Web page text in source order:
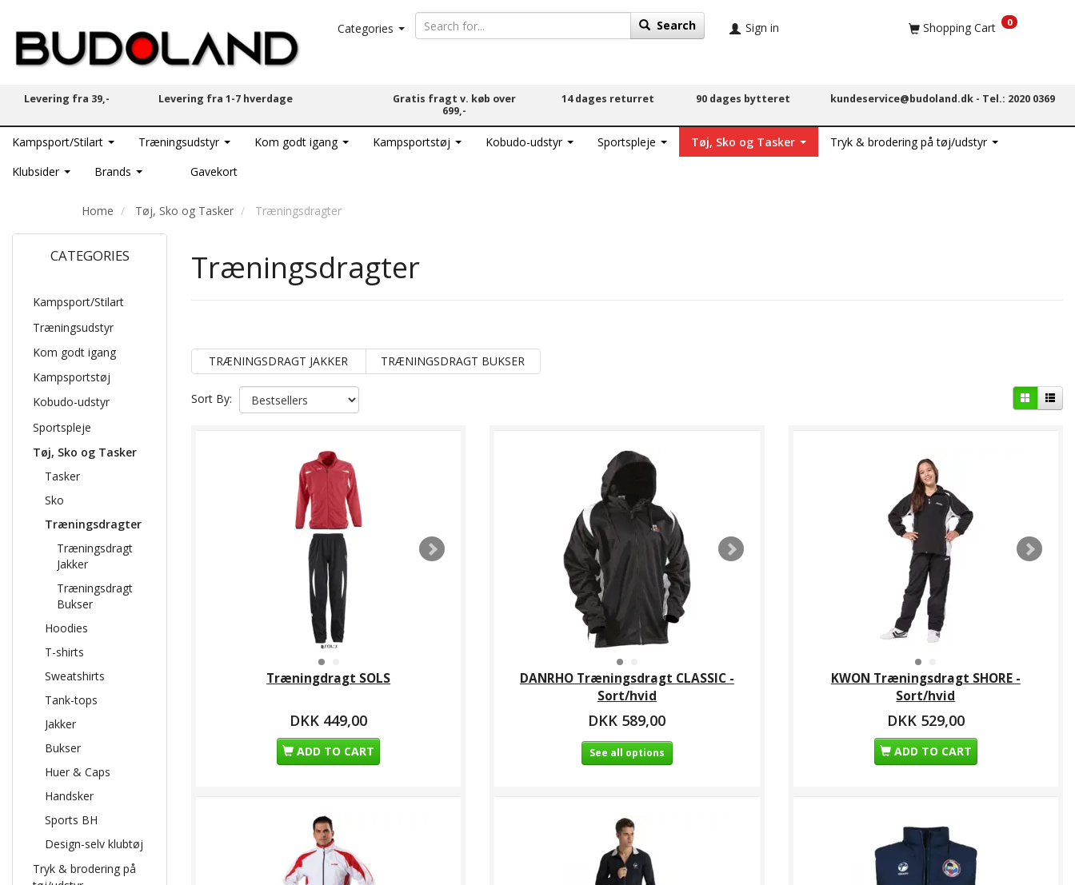
Categories Search Sign in Shopping Cart 0
Levering fra 39,- Levering fra 1-7 hverdage
Gratis fragt v. køb over
699,-
14 dages returret 90 dages bytteret kundeservice@budoland.dk - Tel.: 2020 0369
Kampsport/Stilart Træningsudstyr Kom godt igang Kampsportstøj Kobudo-udstyr Sportspleje Tøj, Sko og Tasker
Tryk & brodering på tøj/udstyr
Klubsider
Brands Gavekort
Home Tøj, Sko og Tasker Træningsdragter
CATEGORIES
Kampsport/Stilart
Træningsudstyr
Kom godt igang
Kampsportstøj
Kobudo-udstyr
Sportspleje
Tøj, Sko og Tasker
Tasker
Sko
Træningsdragter
Træningsdragt
Jakker
Træningsdragt
Bukser
Hoodies
T-shirts
Sweatshirts
Tank-tops
Jakker
Bukser
Huer & Caps
Handsker
Sports BH
Design-selv klubtøj
Tryk & brodering på
Træningsdragter
TRÆNINGSDRAGT JAKKER TRÆNINGSDRAGT BUKSER
Sort By:
Træningdragt SOLS
DKK 449,00
ADD TO CART
DANRHO Træningsdragt CLASSIC -
Sort/hvid
DKK 589,00
See all options
KWON Træningsdragt SHORE -
Sort/hvid
DKK 529,00
ADD TO CART